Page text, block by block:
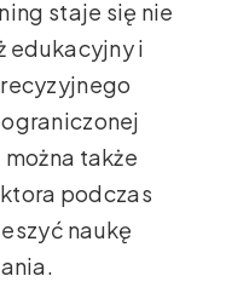
staje się nie
edukacyjny i
także
podczas
naukę